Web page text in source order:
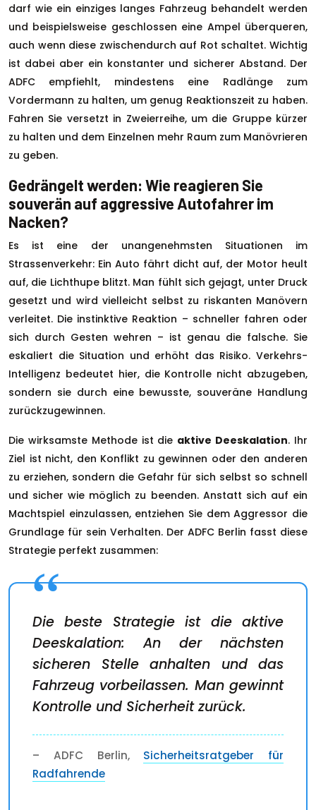
darf wie ein einziges langes Fahrzeug behandelt werden
und beispielsweise geschlossen eine Ampel überqueren,
auch wenn diese zwischendurch auf Rot schaltet. Wichtig
ist dabei aber ein konstanter und sicherer Abstand. Der
ADFC empfiehlt, mindestens eine Radlänge zum
Vordermann zu halten, um genug Reaktionszeit zu haben.
Fahren Sie versetzt in Zweierreihe, um die Gruppe kürzer
zu halten und dem Einzelnen mehr Raum zum Manövrieren
zu geben.
Gedrängelt werden: Wie reagieren Sie
souverän auf aggressive Autofahrer im
Nacken?
Es ist eine der unangenehmsten Situationen im
Strassenverkehr: Ein Auto fährt dicht auf, der Motor heult
auf, die Lichthupe blitzt. Man fühlt sich gejagt, unter Druck
gesetzt und wird vielleicht selbst zu riskanten Manövern
verleitet. Die instinktive Reaktion – schneller fahren oder
sich durch Gesten wehren – ist genau die falsche. Sie
eskaliert die Situation und erhöht das Risiko. Verkehrs-
Intelligenz bedeutet hier, die Kontrolle nicht abzugeben,
sondern sie durch eine bewusste, souveräne Handlung
zurückzugewinnen.
Die wirksamste Methode ist die aktive Deeskalation. Ihr
Ziel ist nicht, den Konflikt zu gewinnen oder den anderen
zu erziehen, sondern die Gefahr für sich selbst so schnell
und sicher wie möglich zu beenden. Anstatt sich auf ein
Machtspiel einzulassen, entziehen Sie dem Aggressor die
Grundlage für sein Verhalten. Der ADFC Berlin fasst diese
Strategie perfekt zusammen:
Die beste Strategie ist die aktive
Deeskalation: An der nächsten
sicheren Stelle anhalten und das
Fahrzeug vorbeilassen. Man gewinnt
Kontrolle und Sicherheit zurück.
– ADFC Berlin, Sicherheitsratgeber für
Radfahrende